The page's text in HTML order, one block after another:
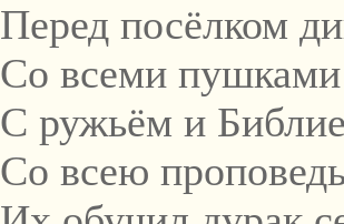
Перед посёлком
Со всеми
С ружьём и
Со всею